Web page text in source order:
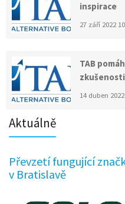
inspirace
27 září 2022
TAB
zkušenosti
14 duben
Aktuálně
Převzetí fungující
v Bratislavě